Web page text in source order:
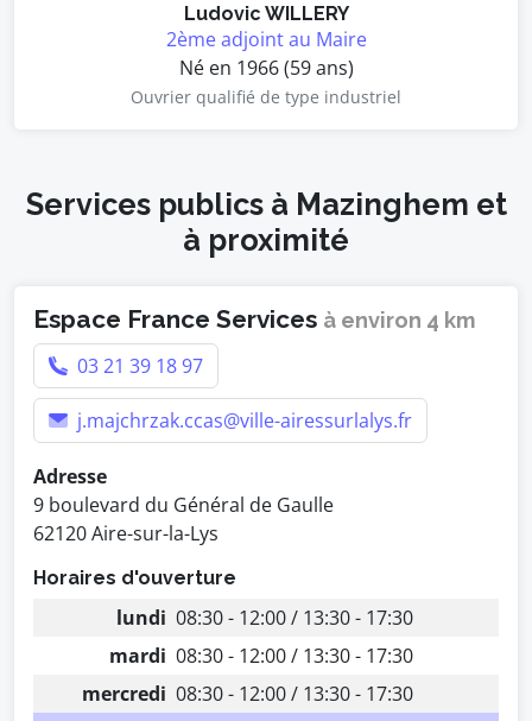
Ludovic WILLERY
2ème adjoint au Maire
Né en 1966 (59 ans)
Ouvrier qualifié de type industriel
Services publics à Mazinghem et
à proximité
Espace France Services à environ 4 km
03 21 39 18 97
j.majchrzak.ccas@ville-airessurlalys.fr
Adresse
9 boulevard du Général de Gaulle
62120 Aire-sur-la-Lys
Horaires d'ouverture
lundi 08:30 - 12:00 / 13:30 - 17:30
mardi 08:30 - 12:00 / 13:30 - 17:30
mercredi 08:30 - 12:00 / 13:30 - 17:30